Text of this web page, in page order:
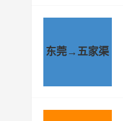
东莞→五家渠